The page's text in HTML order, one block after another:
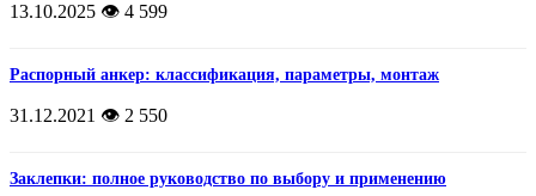
13.10.2025 👁️ 4 599
Распорный анкер: классификация, параметры, монтаж
31.12.2021 👁️ 2 550
Заклепки: полное руководство по выбору и применению